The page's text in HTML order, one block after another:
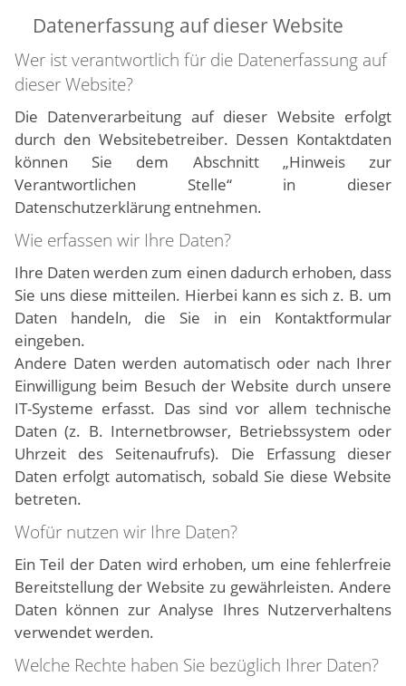
Datenerfassung auf dieser Website
Wer ist verantwortlich für die Datenerfassung auf
dieser Website?
Die Datenverarbeitung auf dieser Website erfolgt
durch den Websitebetreiber. Dessen Kontaktdaten
können Sie dem Abschnitt „Hinweis zur
Verantwortlichen Stelle“ in dieser
Datenschutzerklärung entnehmen.
Wie erfassen wir Ihre Daten?
Ihre Daten werden zum einen dadurch erhoben, dass
Sie uns diese mitteilen. Hierbei kann es sich z. B. um
Daten handeln, die Sie in ein Kontaktformular
eingeben.
Andere Daten werden automatisch oder nach Ihrer
Einwilligung beim Besuch der Website durch unsere
IT-Systeme erfasst. Das sind vor allem technische
Daten (z. B. Internetbrowser, Betriebssystem oder
Uhrzeit des Seitenaufrufs). Die Erfassung dieser
Daten erfolgt automatisch, sobald Sie diese Website
betreten.
Wofür nutzen wir Ihre Daten?
Ein Teil der Daten wird erhoben, um eine fehlerfreie
Bereitstellung der Website zu gewährleisten. Andere
Daten können zur Analyse Ihres Nutzerverhaltens
verwendet werden.
Welche Rechte haben Sie bezüglich Ihrer Daten?